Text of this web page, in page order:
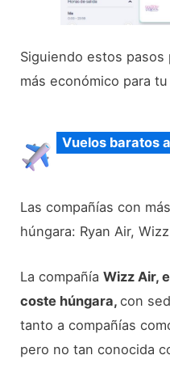
Siguiendo estos
más económico para tu
Vuelos baratos
Las compañías con
húngara: Ryan Air,
La compañíaWizz Air,
coste húngara,con
tanto a compañías
pero no tan conocida